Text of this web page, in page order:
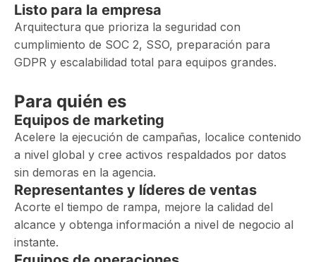
Listo para la empresa
Arquitectura que prioriza la seguridad con
cumplimiento de SOC 2, SSO, preparación para
GDPR y escalabilidad total para equipos grandes.
Para quién es
Equipos de marketing
Acelere la ejecución de campañas, localice contenido
a nivel global y cree activos respaldados por datos
sin demoras en la agencia.
Representantes y líderes de ventas
Acorte el tiempo de rampa, mejore la calidad del
alcance y obtenga información a nivel de negocio al
instante.